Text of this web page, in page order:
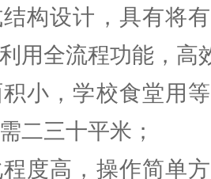
构设计，具有将
用全流程功能，高
小，学校食堂用
二三十平米；
度高，操作简单